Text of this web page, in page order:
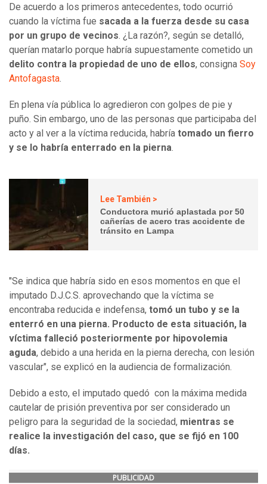
De acuerdo a los primeros antecedentes, todo ocurrió
cuando la víctima fue sacada a la fuerza desde su casa
por un grupo de vecinos. ¿La razón?, según se detalló,
querían matarlo porque habría supuestamente cometido un
delito contra la propiedad de uno de ellos, consigna Soy
Antofagasta.
En plena vía pública lo agredieron con golpes de pie y
puño. Sin embargo, uno de las personas que participaba del
acto y al ver a la víctima reducida, habría tomado un fierro
y se lo habría enterrado en la pierna.
Lee También >
Conductora murió aplastada por 50
cañerías de acero tras accidente de
tránsito en Lampa
"Se indica que habría sido en esos momentos en que el
imputado D.J.C.S. aprovechando que la víctima se
encontraba reducida e indefensa, tomó un tubo y se la
enterró en una pierna. Producto de esta situación, la
víctima falleció posteriormente por hipovolemia
aguda, debido a una herida en la pierna derecha, con lesión
vascular", se explicó en la audiencia de formalización.
Debido a esto, el imputado quedó con la máxima medida
cautelar de prisión preventiva por ser considerado un
peligro para la seguridad de la sociedad, mientras se
realice la investigación del caso, que se fijó en 100
días.
PUBLICIDAD